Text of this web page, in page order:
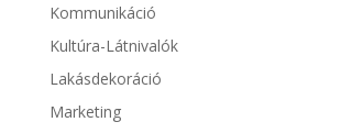
Kommunikáció
Kultúra-Látnivalók
Lakásdekoráció
Marketing